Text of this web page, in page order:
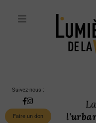
Suivez-nous :
Faire un don
l'